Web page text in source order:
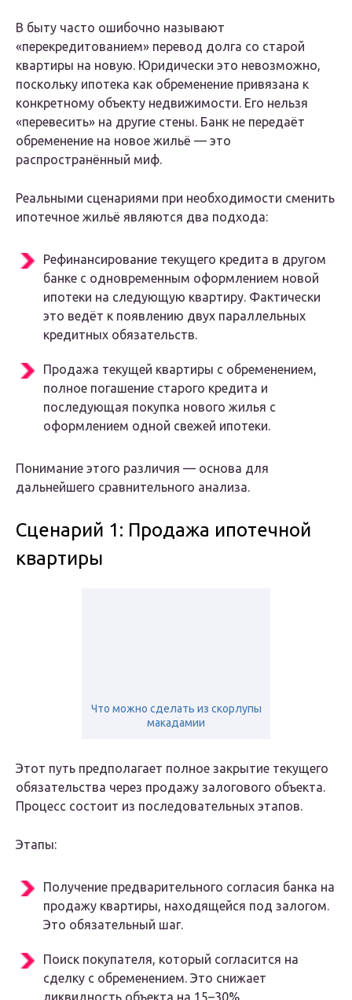
В быту часто ошибочно называют
«перекредитованием» перевод долга со старой
квартиры на новую. Юридически это невозможно,
поскольку ипотека как обременение привязана к
конкретному объекту недвижимости. Его нельзя
«перевесить» на другие стены. Банк не передаёт
обременение на новое жильё — это
распространённый миф.
Реальными сценариями при необходимости сменить
ипотечное жильё являются два подхода:
Рефинансирование текущего кредита в другом
банке с одновременным оформлением новой
ипотеки на следующую квартиру. Фактически
это ведёт к появлению двух параллельных
кредитных обязательств.
Продажа текущей квартиры с обременением,
полное погашение старого кредита и
последующая покупка нового жилья с
оформлением одной свежей ипотеки.
Понимание этого различия — основа для
дальнейшего сравнительного анализа.
Сценарий 1: Продажа ипотечной
квартиры
Что можно сделать из скорлупы
макадамии
Этот путь предполагает полное закрытие текущего
обязательства через продажу залогового объекта.
Процесс состоит из последовательных этапов.
Этапы:
Получение предварительного согласия банка на
продажу квартиры, находящейся под залогом.
Это обязательный шаг.
Поиск покупателя, который согласится на
сделку с обременением. Это снижает